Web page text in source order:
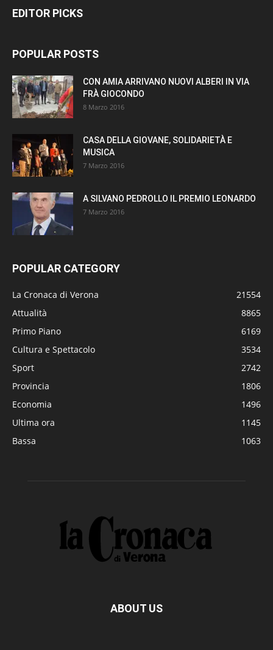
EDITOR PICKS
POPULAR POSTS
CON AMIA ARRIVANO NUOVI ALBERI IN VIA
FRÀ GIOCONDO
8 Marzo 2016
CASA DELLA GIOVANE, SOLIDARIETÀ E
MUSICA
7 Marzo 2016
A SILVANO PEDROLLO IL PREMIO LEONARDO
7 Marzo 2016
POPULAR CATEGORY
La Cronaca di Verona
21554
Attualità
8865
Primo Piano
6169
Cultura e Spettacolo
3534
Sport
2742
Provincia
1806
Economia
1496
Ultima ora
1145
Bassa
1063
ABOUT US